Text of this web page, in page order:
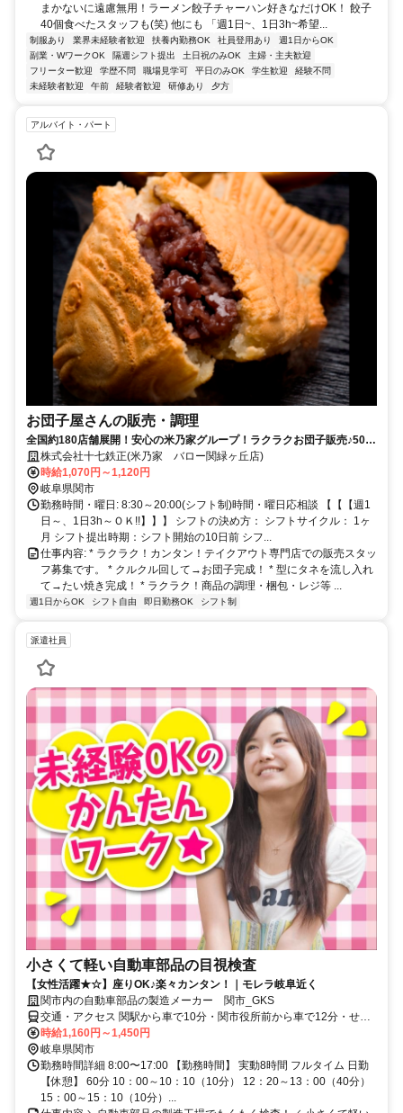
まかないに遠慮無用！ラーメン餃子チャーハン好きなだけOK！ 餃子
40個食べたスタッフも(笑) 他にも 「週1日~、1日3h~希望...
制服あり 業界未経験者歓迎 扶養内勤務OK 社員登用あり
週1日からOK
副業・WワークOK
隔週シフト提出 土日祝のみOK
主婦・主夫歓迎
フリーター歓迎
学歴不問 職場見学可 平日のみOK 学生歓迎
経験不問
未経験者歓迎
午前 経験者歓迎 研修あり 夕方
アルバイト・パート
お団子屋さんの販売・調理
全国約180店舗展開！安心の米乃家グループ！ラクラクお団子販売♪50
代・60代・70代…幅広い年代が活躍中！まずはお気軽にご応募くださ
い。
株式会社十七鉄正(米乃家 バロー関緑ヶ丘店)
時給1,070円～1,120円
岐阜県関市
勤務時間・曜日: 8:30～20:00(シフト制)時間・曜日応相談 【【【週1
日～、1日3h～ＯＫ!!】】】 シフトの決め方： シフトサイクル： 1ヶ
月 シフト提出時期：シフト開始の10日前 シフ...
仕事内容: * ラクラク！カンタン！テイクアウト専門店での販売スタッ
フ募集です。 * クルクル回して→お団子完成！ * 型にタネを流し入れ
て→たい焼き完成！ * ラクラク！商品の調理・梱包・レジ等 ...
週1日からOK シフト自由 即日勤務OK シフト制
派遣社員
小さくて軽い自動車部品の目視検査
【女性活躍★☆】座りOK♪楽々カンタン！｜モレラ岐阜近く
関市内の自動車部品の製造メーカー 関市_GKS
交通・アクセス 関駅から車で10分・関市役所前から車で12分・せき
てらす前駅から車で12分
時給1,160円～1,450円
岐阜県関市
勤務時間詳細 8:00〜17:00 【勤務時間】 実動8時間 フルタイム 日勤
【休憩】 60分 10：00～10：10（10分） 12：20～13：00（40分）
15：00～15：10（10分）...